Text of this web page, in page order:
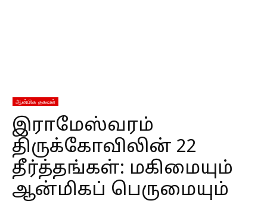
ஆன்மிக தகவல்
இராமேஸ்வரம்
திருக்கோவிலின் 22
தீர்த்தங்கள்: மகிமையும்
ஆன்மிகப் பெருமையும்